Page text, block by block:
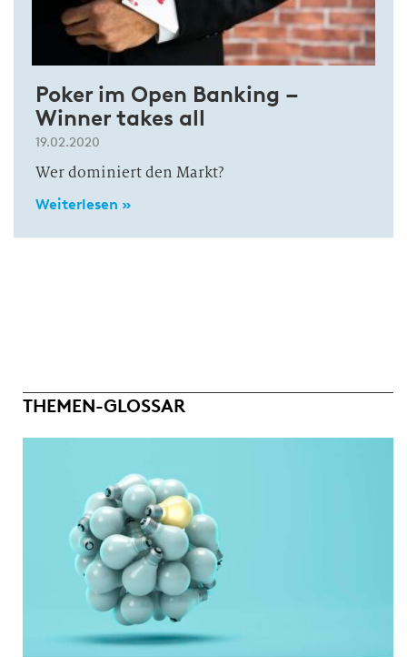
Poker im Open Banking –
Winner takes all
19.02.2020
Wer dominiert den Markt?
Weiterlesen »
THEMEN-GLOSSAR